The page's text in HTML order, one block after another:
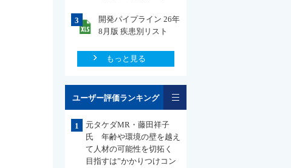
3
開発パイプライン 26年
8月版 疾患別リスト
もっと見る
ユーザー評価ランキング
1
元タケダMR・藤田祥子
氏 年齢や環境の壁を越え
て人材の可能性を切拓く
目指すは”かかりつけコン